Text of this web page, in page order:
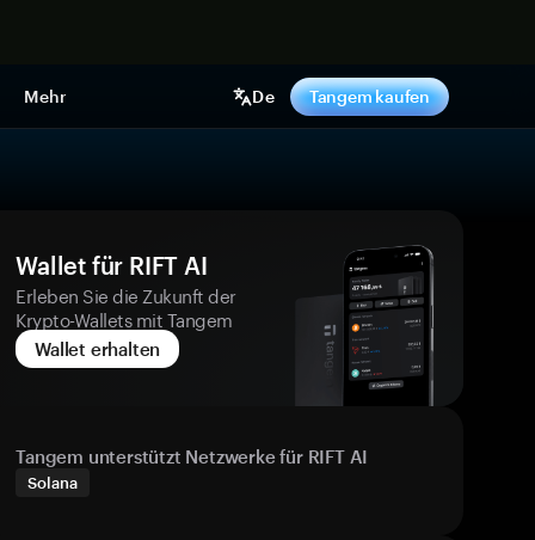
Mehr De Tangem kaufen
Wallet für RIFT AI
Erleben Sie die Zukunft der
Krypto-Wallets mit Tangem
Wallet erhalten
Tangem unterstützt Netzwerke für RIFT AI
Solana